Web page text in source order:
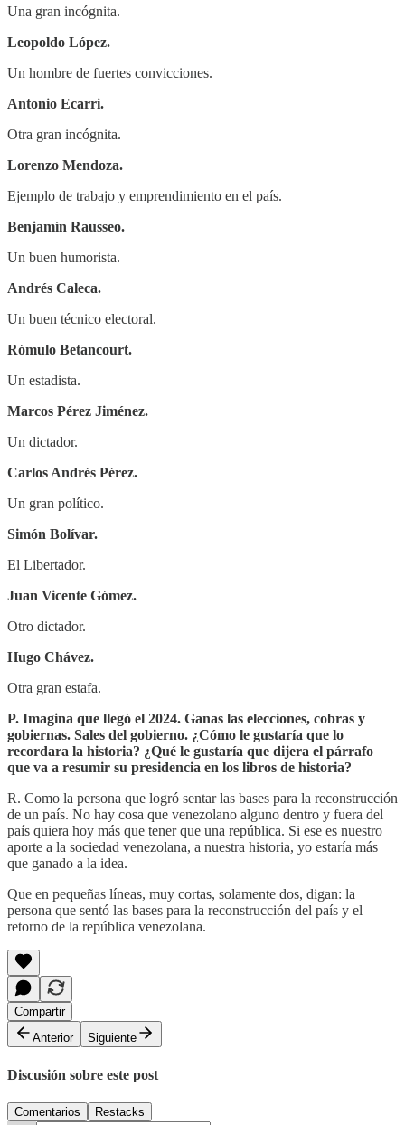
Una gran incógnita.
Leopoldo López.
Un hombre de fuertes convicciones.
Antonio Ecarri.
Otra gran incógnita.
Lorenzo Mendoza.
Ejemplo de trabajo y emprendimiento en el país.
Benjamín Rausseo.
Un buen humorista.
Andrés Caleca.
Un buen técnico electoral.
Rómulo Betancourt.
Un estadista.
Marcos Pérez Jiménez.
Un dictador.
Carlos Andrés Pérez.
Un gran político.
Simón Bolívar.
El Libertador.
Juan Vicente Gómez.
Otro dictador.
Hugo Chávez.
Otra gran estafa.
P. Imagina que llegó el 2024. Ganas las elecciones, cobras y
gobiernas. Sales del gobierno. ¿Cómo le gustaría que lo
recordara la historia? ¿Qué le gustaría que dijera el párrafo
que va a resumir su presidencia en los libros de historia?
R. Como la persona que logró sentar las bases para la reconstrucción
de un país. No hay cosa que venezolano alguno dentro y fuera del
país quiera hoy más que tener que una república. Si ese es nuestro
aporte a la sociedad venezolana, a nuestra historia, yo estaría más
que ganado a la idea.
Que en pequeñas líneas, muy cortas, solamente dos, digan: la
persona que sentó las bases para la reconstrucción del país y el
retorno de la república venezolana.
Compartir
Anterior
Siguiente
Discusión sobre este post
Comentarios Restacks